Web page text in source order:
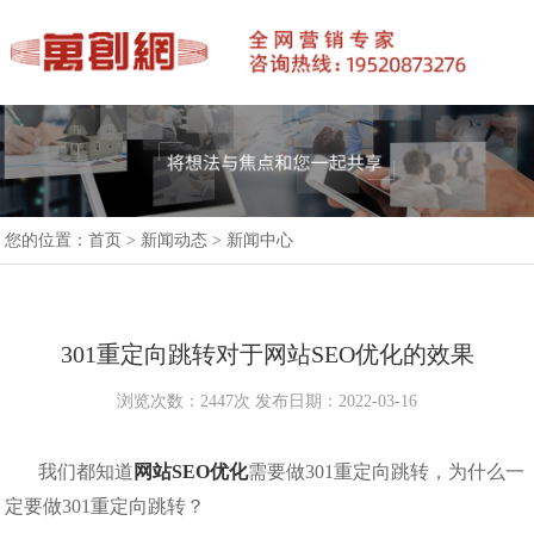
您的位置：首页 > 新闻动态 > 新闻中心
301重定向跳转对于网站SEO优化的效果
浏览次数：2447次 发布日期：2022-03-16
我们都知道 网站SEO优化需要做301重定向跳转，为什么一
定要做301重定向跳转？